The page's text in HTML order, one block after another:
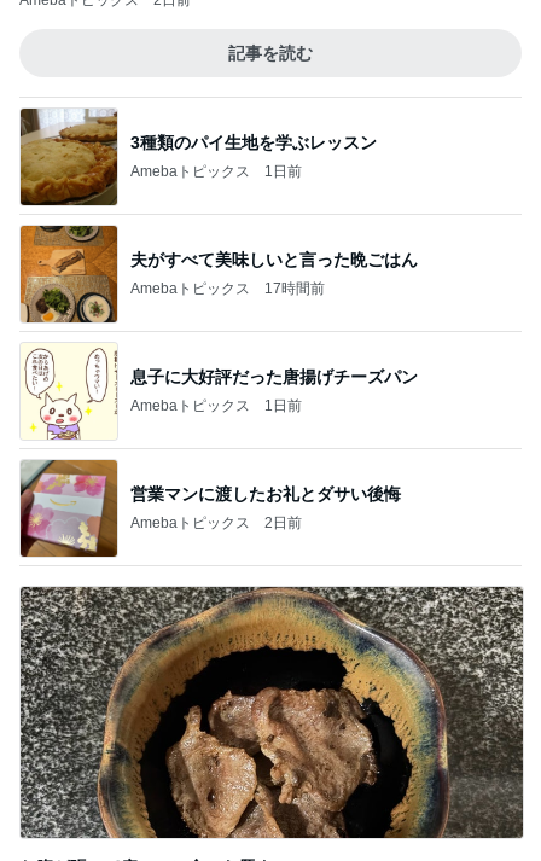
記事を読む
3種類のパイ生地を学ぶレッスン
Amebaトピックス 1日前
夫がすべて美味しいと言った晩ごはん
Amebaトピックス 17時間前
息子に大好評だった唐揚げチーズパン
Amebaトピックス 1日前
営業マンに渡したお礼とダサい後悔
Amebaトピックス 2日前